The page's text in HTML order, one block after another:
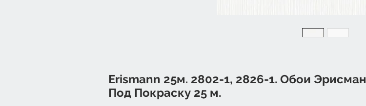
Erismann 25м. 2802-1, 2826-1. Обои Эрисман
Под Покраску 25 м.